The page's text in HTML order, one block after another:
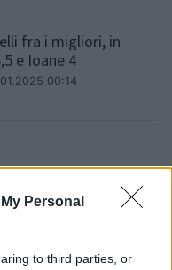
Personal
to third parties, or
fra i migliori, in
e Ioane 4
00:14
il 100° tutto esaurito,
lezione